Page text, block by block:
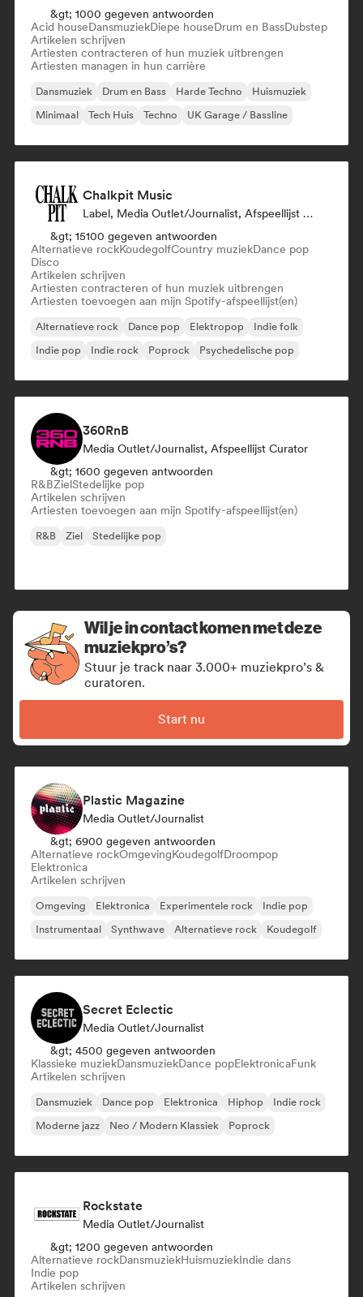
&gt; 1000 gegeven antwoorden
Acid houseDansmuziekDiepe houseDrum en BassDubstep
Artikelen schrijven
Artiesten contracteren of hun muziek uitbrengen
Artiesten managen in hun carrière
Dansmuziek Drum en Bass Harde Techno
Huismuziek
Minimaal
Tech Huis Techno UK Garage / Bassline
Chalkpit Music
Label, Media Outlet/Journalist, Afspeellijst Curator
&gt; 15100 gegeven antwoorden
Alternatieve rockKoudegolfCountry muziekDance pop
Disco
Artikelen schrijven
Artiesten contracteren of hun muziek uitbrengen
Artiesten toevoegen aan mijn Spotify-afspeellijst(en)
Alternatieve rock Dance pop Elektropop
Indie folk
Indie pop
Indie rock Poprock Psychedelische pop
360RnB
Media Outlet/Journalist, Afspeellijst Curator
&gt; 1600 gegeven antwoorden
R&BZielStedelijke pop
Artikelen schrijven
Artiesten toevoegen aan mijn Spotify-afspeellijst(en)
R&B Ziel Stedelijke pop
Wil je in contact komen met deze
muziekpro’s?
Stuur je track naar 3.000+ muziekpro’s &
curatoren.
Start nu
Plastic Magazine
Media Outlet/Journalist
&gt; 6900 gegeven antwoorden
Alternatieve rockOmgevingKoudegolfDroompop
Elektronica
Artikelen schrijven
Omgeving Elektronica Experimentele rock
Indie pop
Instrumentaal
Synthwave Alternatieve rock Koudegolf
Secret Eclectic
Media Outlet/Journalist
&gt; 4500 gegeven antwoorden
Klassieke muziekDansmuziekDance popElektronicaFunk
Artikelen schrijven
Dansmuziek Dance pop Elektronica Hiphop
Indie rock
Moderne jazz
Neo / Modern Klassiek Poprock
Rockstate
Media Outlet/Journalist
&gt; 1200 gegeven antwoorden
Alternatieve rockDansmuziekHuismuziekIndie dans
Indie pop
Artikelen schrijven